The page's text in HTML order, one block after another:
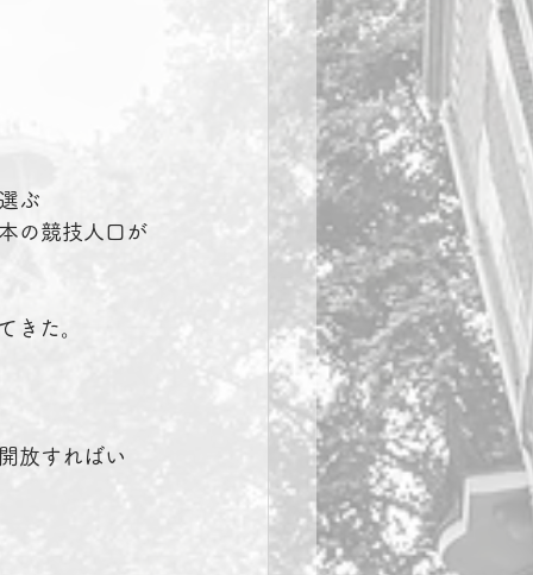
ぶ
の競技人口が
きた。
放すればい